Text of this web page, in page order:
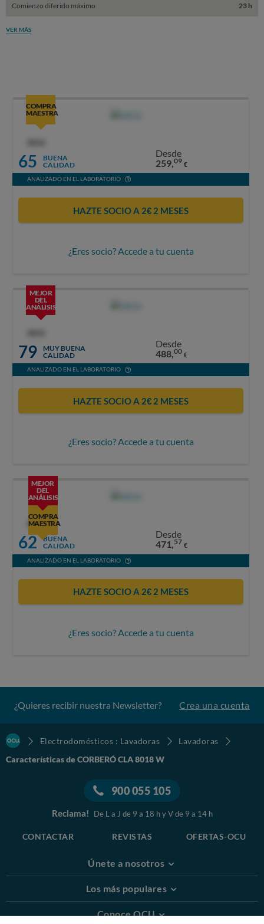
Comienzo diferido máximo 23 h
VER MÁS
COMPRA
MAESTRA
65
BUENA
CALIDAD
Desde
259,09 €
ANALIZADO EN EL LABORATORIO
HAZTE SOCIO A 2€ 2 MESES
¿Eres socio? Accede a tu cuenta
MEJOR
DEL
ANÁLISIS
79
MUY BUENA
CALIDAD
Desde
488,00 €
ANALIZADO EN EL LABORATORIO
HAZTE SOCIO A 2€ 2 MESES
¿Eres socio? Accede a tu cuenta
MEJOR
DEL
ANÁLISIS
COMPRA
MAESTRA
OCU
62 BUENA
CALIDAD
Desde
471,57 €
ANALIZADO EN EL LABORATORIO
HAZTE SOCIO A 2€ 2 MESES
¿Eres socio? Accede a tu cuenta
¿Quieres recibir nuestra Newsletter? Crea una cuenta
Electrodomésticos : Lavadoras
Lavadoras
Características de CORBERÓ CLA 8018 W
900 055 105
Reclama! De L a J de 9 a 18 h y V de 9 a 14 h
CONTACTAR REVISTAS OFERTAS-OCU
Únete a nosotros
Los más populares
Conoce OCU